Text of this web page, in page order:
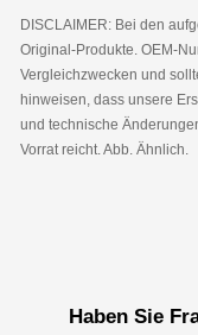
DISCLAIMER: Bei den
Original-Produkte. OEM-
Vergleichzwecken und
hinweisen, dass unsere
und technische
Vorrat reicht. Abb. Ähnlich.
Haben Sie